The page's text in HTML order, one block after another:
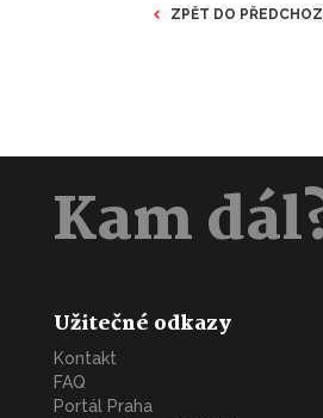
ZPĚT DO
Kam
Užitečné odkazy
Kontakt
FAQ
Portál Praha